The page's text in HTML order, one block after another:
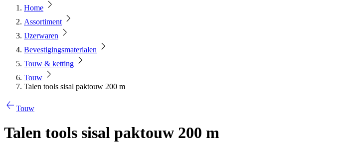
Home
Assortiment
IJzerwaren
Bevestigingsmaterialen
Touw & ketting
Touw
Talen tools sisal paktouw 200 m
Touw
Talen tools sisal paktouw 200 m